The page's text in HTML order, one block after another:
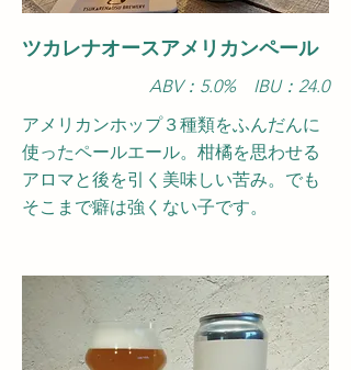
ツカレナオースアメリカンペール
ABV：5.0​% IBU：24.0
アメリカンホップ３種類をふんだんに
使ったペールエール。柑橘を思わせる
アロマと後を引く美味しい苦み。でも
そこまで癖は強くない子です。